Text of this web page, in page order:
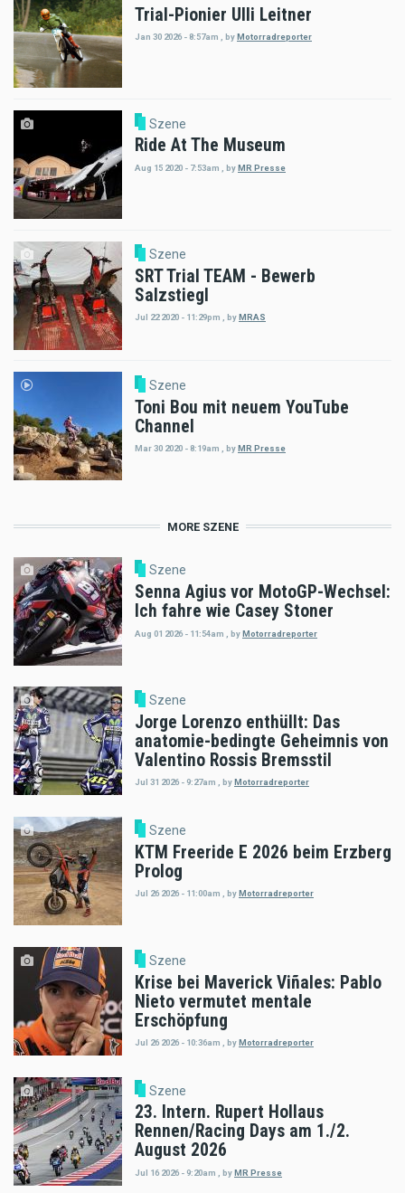
Trial-Pionier Ulli Leitner
Jan 30 2026 - 8:57am byMotorradreporter
Szene
Ride At The Museum
Aug 15 2020 - 7:53am byMR Presse
Szene
SRT Trial TEAM - Bewerb
Salzstiegl
Jul 22 2020 - 11:29pm , by MRAS
Szene
Toni Bou mit neuem YouTube
Channel
Mar 30 2020 - 8:19am , byMR Presse
MORE SZENE
Szene
Senna Agius vor MotoGP-Wechsel:
Ich fahre wie Casey Stoner
Aug 01 2026 - 11:54am byMotorradreporter
Szene
Jorge Lorenzo enthüllt: Das
anatomie-bedingte Geheimnis von
Valentino Rossis Bremsstil
Jul 31 2026 - 9:27am , by Motorradreporter
Szene
KTM Freeride E 2026 beim Erzberg
Prolog
Jul 26 2026 - 11:00am byMotorradreporter
Szene
Krise bei Maverick Viñales: Pablo
Nieto vermutet mentale
Erschöpfung
Jul 26 2026 - 10:36am byMotorradreporter
Szene
23. Intern. Rupert Hollaus
Rennen/Racing Days am 1./2.
August 2026
Jul 16 2026 - 9:20am byMR Presse